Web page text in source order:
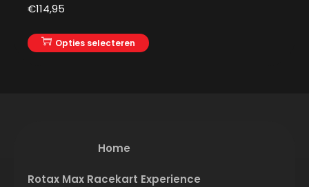
€114,95
Opties selecteren
Home
Rotax Max Racekart Experience